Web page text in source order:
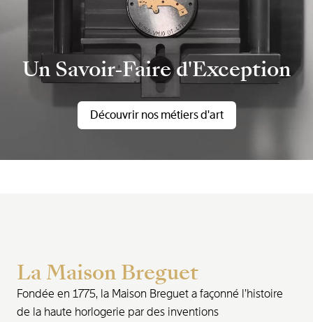
Un Savoir-Faire d'Exception
Découvrir nos métiers d'art
La Maison Breguet
Fondée en 1775, la Maison Breguet a façonné l’histoire
de la haute horlogerie par des inventions